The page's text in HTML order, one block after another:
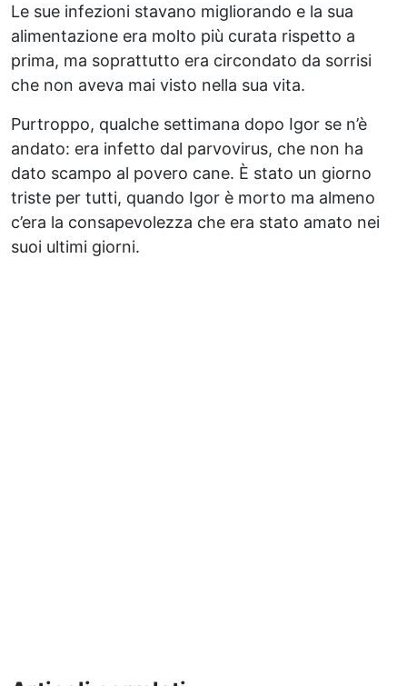
Le sue infezioni stavano migliorando e la sua
alimentazione era molto più curata rispetto a
prima, ma soprattutto era circondato da sorrisi
che non aveva mai visto nella sua vita.
Purtroppo, qualche settimana dopo Igor se n’è
andato: era infetto dal parvovirus, che non ha
dato scampo al povero cane. È stato un giorno
triste per tutti, quando Igor è morto ma almeno
c’era la consapevolezza che era stato amato nei
suoi ultimi giorni.